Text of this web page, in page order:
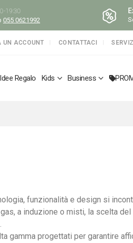
19:30
055 0621992
UN ACCOUNT CONTATTACI
Idee Regalo Kids Business
funzionalità e design si
a induzione o misti, la scelta
gamma progettati per garantire